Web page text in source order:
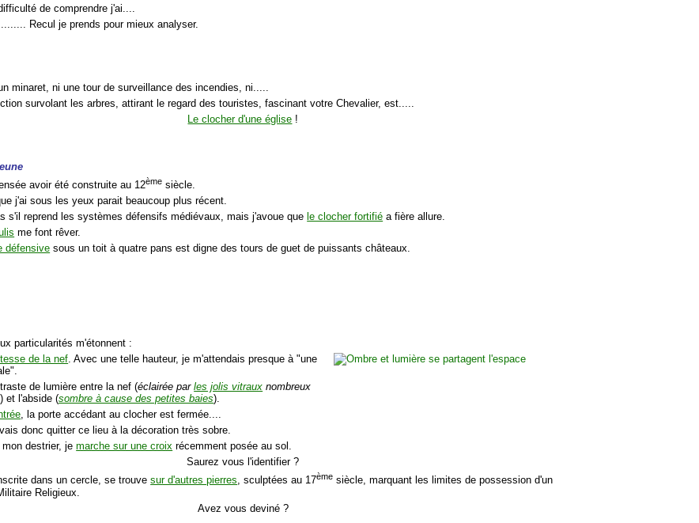
de comprendre j'ai....
.......... Recul je prends pour mieux analyser.
minaret, ni une tour de surveillance des incendies, ni.....
survolant les arbres, attirant le regard des touristes, fascinant votre Chevalier, est.....
Le clocher d'une église !
avoir été construite au 12ème siècle.
j'ai sous les yeux parait beaucoup plus récent.
s'il reprend les systèmes défensifs médiévaux, mais j'avoue que le clocher fortifié a fière allure.
me font rêver.
défensive sous un toit à quatre pans est digne des tours de guet de puissants châteaux.
particularités m'étonnent :
de la nef. Avec une telle hauteur, je m'attendais presque à "une
de lumière entre la nef (éclairée parles jolis vitraux nombreux
) et l'abside (sombre à cause des petites baies).
, la porte accédant au clocher est fermée....
donc quitter ce lieu à la décoration très sobre.
mon destrier, jemarche sur une croix récemment posée au sol.
Saurez vous l'identifier ?
dans un cercle, se trouvesur d'autres pierres, sculptées au 17ème siècle, marquant les limites de possession d'un
Religieux.
Avez vous deviné ?